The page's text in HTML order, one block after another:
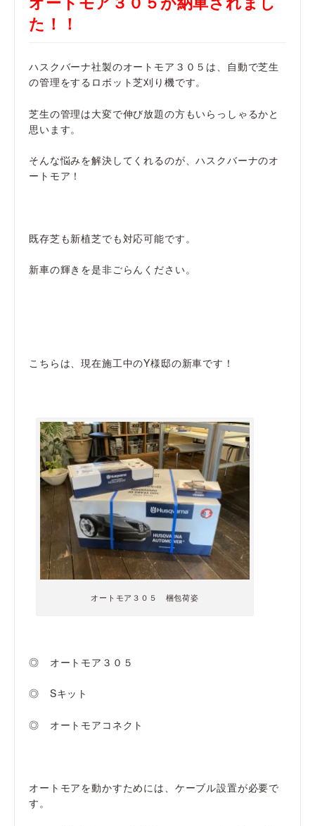
た！！
ハスクバーナ社製のオートモア３０５は、自動で芝生
の管理をするロボット芝刈り機です。
芝生の管理は大変で伸び放題の方もいらっしゃるかと
思います。
そんな悩みを解決してくれるのが、ハスクバーナのオ
ートモア！
既存芝も新植芝でも対応可能です。
新車の輝きを是非ごらんください。
こちらは、現在施工中のY様邸の新車です！
オートモア３０５ 梱包荷姿
◎ オートモア３０５
◎ Sキット
◎ オートモアコネクト
オートモアを動かすためには、ケーブル設置が必要で
す。